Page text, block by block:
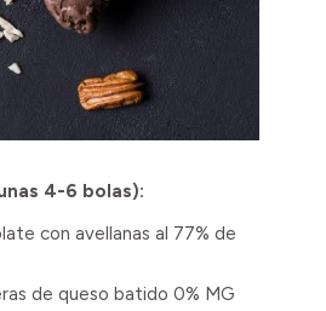
4-6 bolas):
con avellanas al 77% de
de queso batido 0% MG